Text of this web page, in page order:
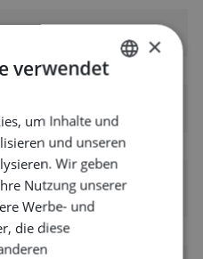
ENGLISH
×
verwendet
um Inhalte und
und unseren
Wir geben
Nutzung unserer
Werbe- und
die diese